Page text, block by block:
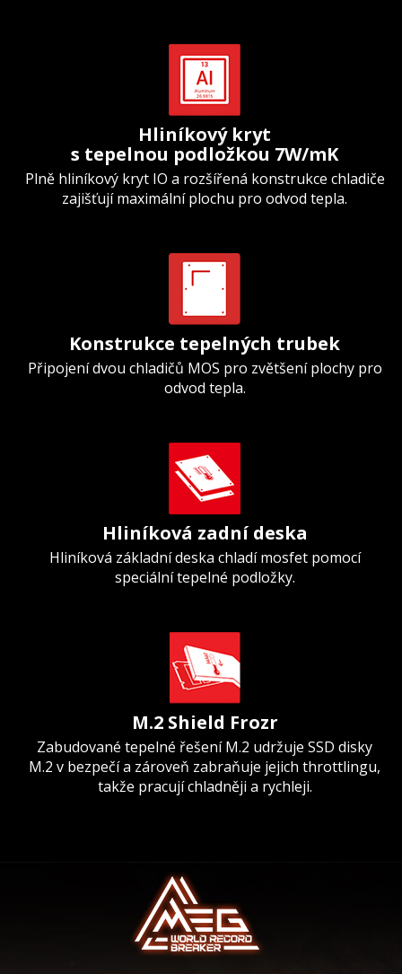
Hliníkový kryt
s tepelnou podložkou 7W/mK
Plně hliníkový kryt IO a rozšířená konstrukce chladiče
zajišťují maximální plochu pro odvod tepla.
Konstrukce tepelných trubek
Připojení dvou chladičů MOS pro zvětšení plochy pro
odvod tepla.
Hliníková zadní deska
Hliníková základní deska chladí mosfet pomocí
speciální tepelné podložky.
M.2 Shield Frozr
Zabudované tepelné řešení M.2 udržuje SSD disky
M.2 v bezpečí a zároveň zabraňuje jejich throttlingu,
takže pracují chladněji a rychleji.